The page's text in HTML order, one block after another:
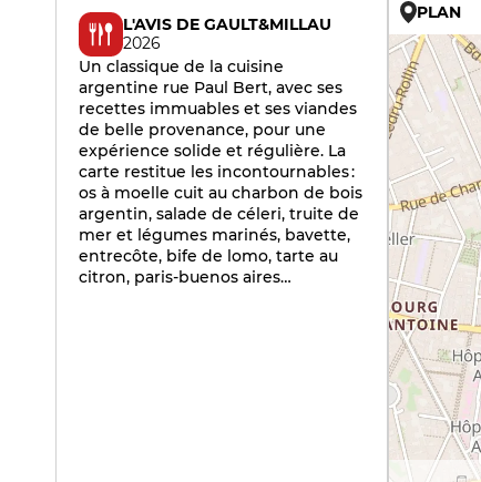
L'AVIS DE GAULT&MILLAU
2026
Un classique de la cuisine
argentine rue Paul Bert, avec ses
recettes immuables et ses viandes
de belle provenance, pour une
expérience solide et régulière. La
carte restitue les incontournables :
os à moelle cuit au charbon de bois
argentin, salade de céleri, truite de
mer et légumes marinés, bavette,
entrecôte, bife de lomo, tarte au
citron, paris-buenos aires…
PLAN